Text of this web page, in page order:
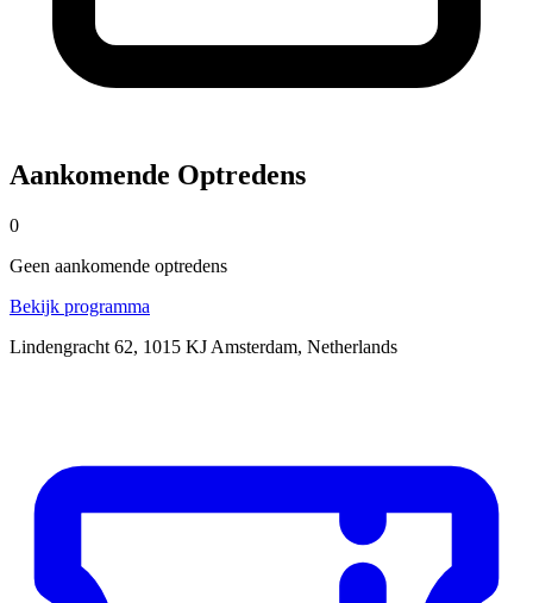
Aankomende Optredens
0
Geen aankomende optredens
Bekijk programma
Lindengracht 62, 1015 KJ Amsterdam, Netherlands